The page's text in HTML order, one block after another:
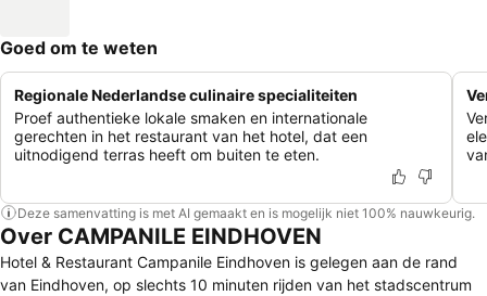
Goed om te weten
Regionale Nederlandse culinaire specialiteiten
Proef authentieke lokale smaken en internationale
gerechten in het restaurant van het hotel, dat een
uitnodigend terras heeft om buiten te eten.
Deze samenvatting is met AI gemaakt en is mogelijk niet 100% nauwkeurig.
Over CAMPANILE EINDHOVEN
Hotel & Restaurant Campanile Eindhoven is gelegen aan de rand
van Eindhoven, op slechts 10 minuten rijden van het stadscentrum